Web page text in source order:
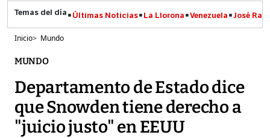
Últimas Noticias La Llorona Venezuela José
Inicio> Mundo
MUNDO
Departamento de Estado dice
que Snowden tiene derecho a
"juicio justo" en EEUU